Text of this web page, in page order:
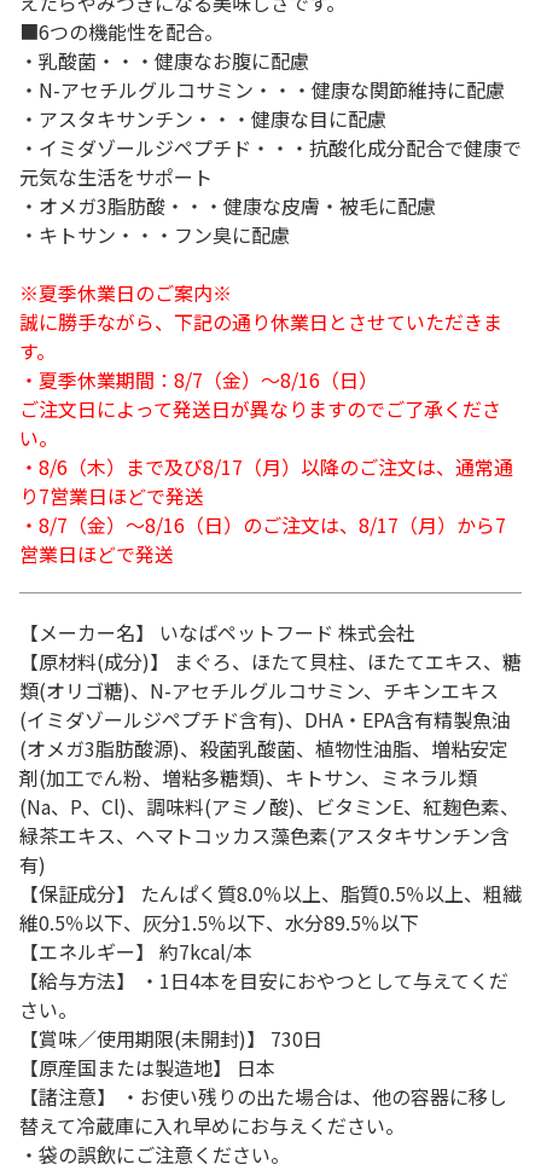
■6つの機能性を配合。
・乳酸菌・・・健康なお腹に配慮
・N-アセチルグルコサミン・・・健康な関節維持に配慮
・アスタキサンチン・・・健康な目に配慮
・イミダゾールジペプチド・・・抗酸化成分配合で健康で
元気な生活をサポート
・オメガ3脂肪酸・・・健康な皮膚・被毛に配慮
・キトサン・・・フン臭に配慮
※夏季休業日のご案内※
誠に勝手ながら、下記の通り休業日とさせていただきま
す。
・夏季休業期間：8/7（金）～8/16（日）
ご注文日によって発送日が異なりますのでご了承くださ
い。
・8/6（木）まで及び8/17（月）以降のご注文は、通常通
り7営業日ほどで発送
・8/7（金）～8/16（日）のご注文は、8/17（月）から7
営業日ほどで発送
【メーカー名】 いなばペットフード 株式会社
【原材料(成分)】 まぐろ、ほたて貝柱、ほたてエキス、糖
類(オリゴ糖)、N-アセチルグルコサミン、チキンエキス
(イミダゾールジペプチド含有)、DHA・EPA含有精製魚油
(オメガ3脂肪酸源)、殺菌乳酸菌、植物性油脂、増粘安定
剤(加工でん粉、増粘多糖類)、キトサン、ミネラル類
(Na、P、Cl)、調味料(アミノ酸)、ビタミンE、紅麹色素、
緑茶エキス、ヘマトコッカス藻色素(アスタキサンチン含
有)
【保証成分】 たんぱく質8.0％以上、脂質0.5％以上、粗繊
維0.5％以下、灰分1.5％以下、水分89.5％以下
【エネルギー】 約7kcal/本
【給与方法】 ・1日4本を目安におやつとして与えてくだ
さい。
【賞味／使用期限(未開封)】 730日
【原産国または製造地】 日本
【諸注意】 ・お使い残りの出た場合は、他の容器に移し
替えて冷蔵庫に入れ早めにお与えください。
・袋の誤飲にご注意ください。